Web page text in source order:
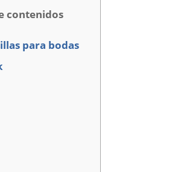
contenidos
para bodas